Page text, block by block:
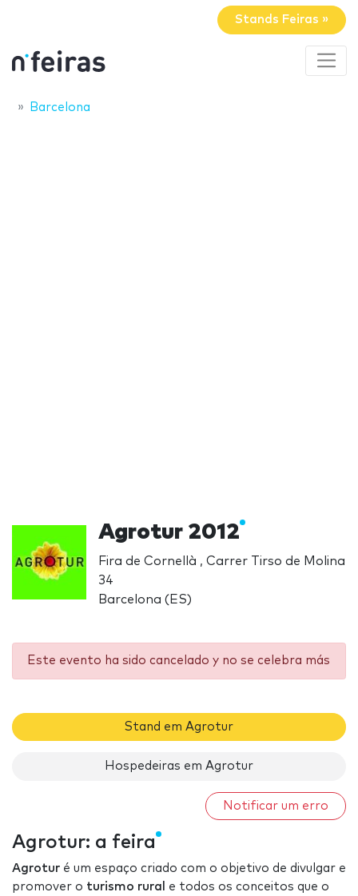
Stands Feiras »
Barcelona
Agrotur 2012
Fira de Cornellà , Carrer Tirso de Molina
34
Barcelona (ES)
Este evento ha sido cancelado y no se celebra más
Stand em Agrotur
Hospedeiras em Agrotur
Notificar um erro
Agrotur: a feira
Agrotur é um espaço criado com o objetivo de divulgar e
promover o turismo rural
e todos os conceitos que o